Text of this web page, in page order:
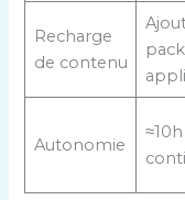
Recharge
de contenu
Autonomie